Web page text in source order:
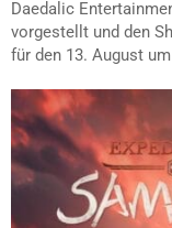
Daedalic
vorgestellt und den
für den 13. August